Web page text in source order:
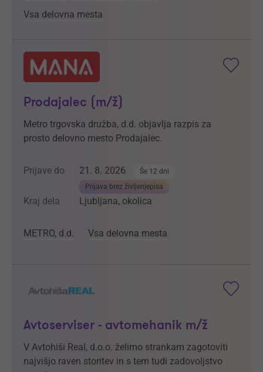
Vsa delovna mesta
Prodajalec (m/ž)
Metro trgovska družba, d.d. objavlja razpis za
prosto delovno mesto Prodajalec.
Prijave do 21. 8. 2026
Še 12 dni
Prijava brez življenjepisa
Kraj dela Ljubljana, okolica
METRO, d.d. Vsa delovna mesta
Avtoserviser - avtomehanik m/ž
V Avtohiši Real, d.o.o. želimo strankam zagotoviti
najvišjo raven storitev in s tem tudi zadovoljstvo